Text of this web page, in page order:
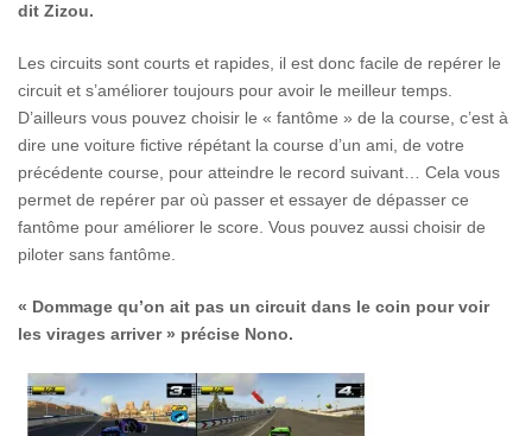
dit Zizou.
Les circuits sont courts et rapides, il est donc facile de repérer le
circuit et s’améliorer toujours pour avoir le meilleur temps.
D’ailleurs vous pouvez choisir le « fantôme » de la course, c’est à
dire une voiture fictive répétant la course d’un ami, de votre
précédente course, pour atteindre le record suivant… Cela vous
permet de repérer par où passer et essayer de dépasser ce
fantôme pour améliorer le score. Vous pouvez aussi choisir de
piloter sans fantôme.
« Dommage qu’on ait pas un circuit dans le coin pour voir
les virages arriver » précise Nono.